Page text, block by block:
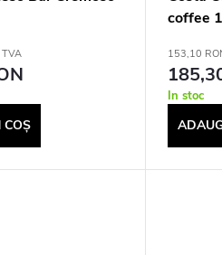
coffee
153,10
In stoc